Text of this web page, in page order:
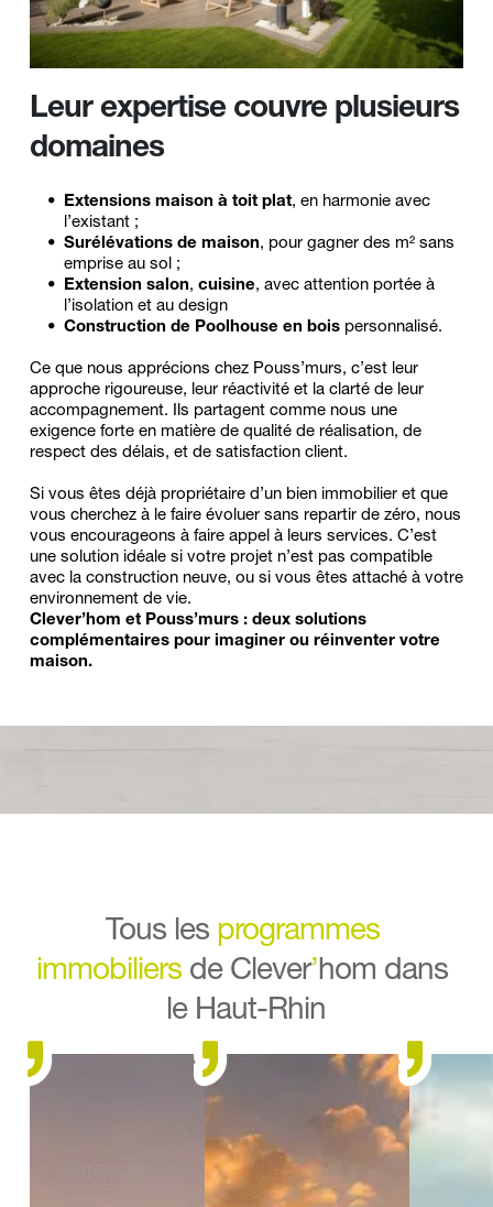
Leur expertise couvre plusieurs
domaines
Extensions maison à toit plat, en harmonie avec
l’existant ;
Surélévations de maison, pour gagner des m² sans
emprise au sol ;
Extension salon, cuisine, avec attention portée à
l’isolation et au design
Construction de Poolhouse en bois personnalisé.
Ce que nous apprécions chez Pouss’murs, c’est leur
approche rigoureuse, leur réactivité et la clarté de leur
accompagnement. Ils partagent comme nous une
exigence forte en matière de qualité de réalisation, de
respect des délais, et de satisfaction client.
Si vous êtes déjà propriétaire d’un bien immobilier et que
vous cherchez à le faire évoluer sans repartir de zéro, nous
vous encourageons à faire appel à leurs services. C’est
une solution idéale si votre projet n’est pas compatible
avec la construction neuve, ou si vous êtes attaché à votre
environnement de vie.
Clever’hom et Pouss’murs : deux solutions
complémentaires pour imaginer ou réinventer votre
maison.
Tous les programmes
immobiliers de Clever’hom dans
le Haut-Rhin